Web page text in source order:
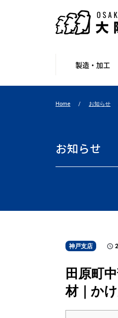
製造・加工
Home お知らせ
お知らせ
神戸支店
田原町
材｜か